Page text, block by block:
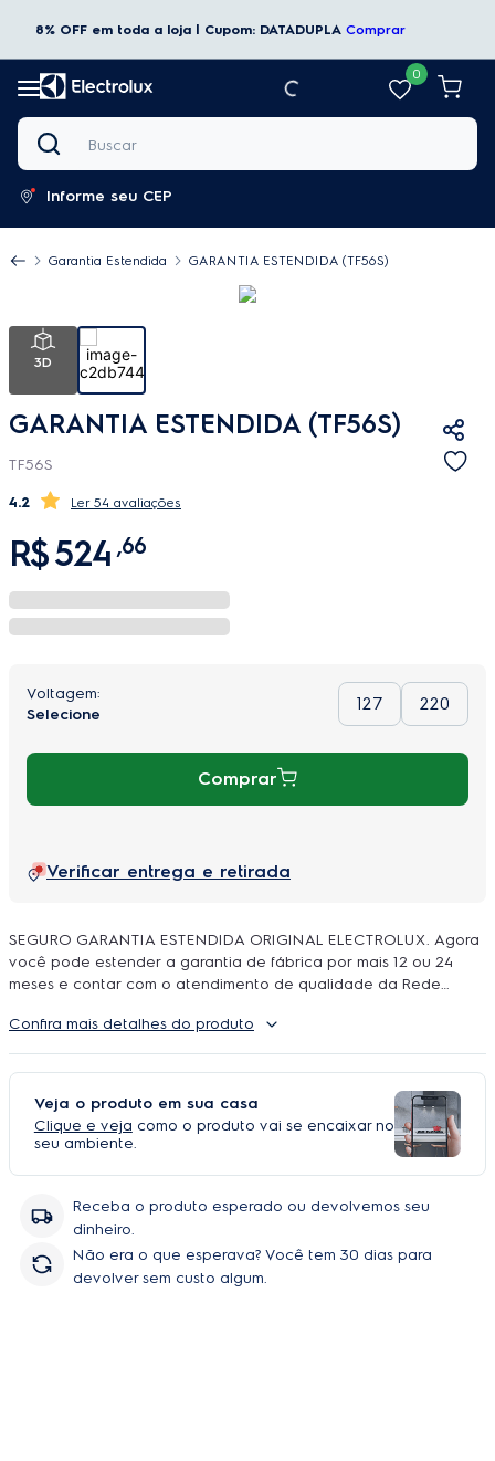
8% OFF em toda a loja | Cupom: DATADUPLA Comprar
0
Buscar
Informe seu CEP
Garantia Estendida GARANTIA ESTENDIDA (TF56S)
3D
GARANTIA ESTENDIDA (TF56S)
TF56S
4.2 54 avaliações
R$524 ,66
127 220
Comprar
Verificar entrega e retirada
SEGURO GARANTIA ESTENDIDA ORIGINAL ELECTROLUX. Agora
você pode estender a garantia de fábrica por mais 12 ou 24
meses e contar com o atendimento de qualidade da Rede
podem ser feitos quantos reparos forem necessarios, incluindo
peças e serviço, sem você se preoupar com orçamentos e
contratação de técnicos.
Confira mais detalhes do produto
Veja o produto em sua casa
Clique e veja como o produto vai se encaixar no
seu ambiente.
Receba o produto esperado ou devolvemos seu
dinheiro.
Não era o que esperava? Você tem 30 dias para
devolver sem custo algum.